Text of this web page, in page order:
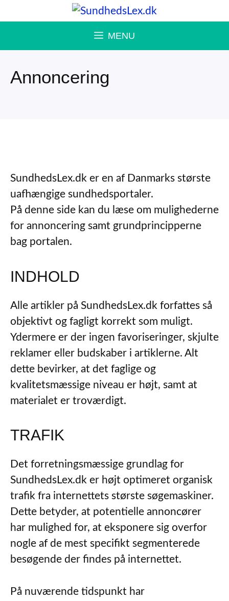
til
MENU
Annoncering
SundhedsLex.dk er en af Danmarks største
uafhængige sundhedsportaler.
På denne side kan du læse om mulighederne
for annoncering samt grundprincipperne
bag portalen.
INDHOLD
Alle artikler på SundhedsLex.dk forfattes så
objektivt og fagligt korrekt som muligt.
Ydermere er der ingen favoriseringer, skjulte
reklamer eller budskaber i artiklerne. Alt
dette bevirker, at det faglige og
kvalitetsmæssige niveau er højt, samt at
materialet er troværdigt.
TRAFIK
Det forretningsmæssige grundlag for
SundhedsLex.dk er højt optimeret organisk
trafik fra internettets største søgemaskiner.
Dette betyder, at potentielle annoncører
har mulighed for, at eksponere sig overfor
nogle af de mest specifikt segmenterede
besøgende der findes på internettet.
På nuværende tidspunkt har